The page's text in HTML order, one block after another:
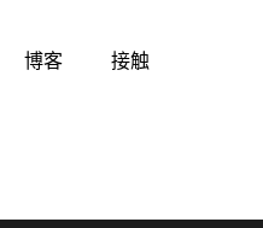
博客 接触